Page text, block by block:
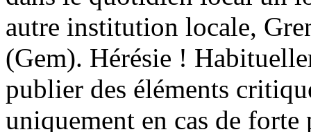
autre institution locale,
(Gem). Hérésie !
publier des éléments
uniquement en cas de